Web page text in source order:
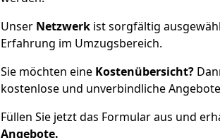
Unser Netzwerk ist sorgfältig
Erfahrung im Umzugsbereich.
Sie möchten eine Kostenübersicht?
kostenlose und unverbindliche
Füllen Sie jetzt das Formular aus und
Angebote.